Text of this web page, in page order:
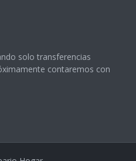
solo transferencias
contaremos con